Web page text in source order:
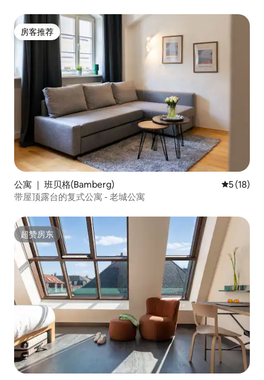
房客推荐
房客推荐
公寓 ｜ 班贝格(Bamberg) 平均评分
5 (18)
带屋顶露台的复式公寓 - 老城公寓
超赞房东
超赞房东